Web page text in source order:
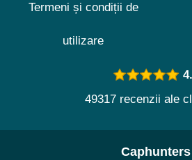
Termeni și condiții de
utilizare
49317 recenzii ale
Caphunters